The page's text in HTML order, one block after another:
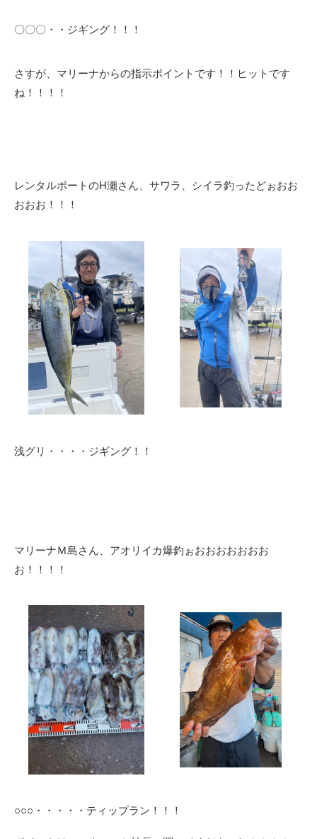
〇〇〇・・ジギング！！！
さすが、マリーナからの指示ポイントです！！ヒットです
ね！！！！
レンタルボートのH瀬さん、サワラ、シイラ釣ったどぉおお
おおお！！！
浅グリ・・・・ジギング！！
マリーナＭ島さん、アオリイカ爆釣ぉおおおおおおお
お！！！！
○○○・・・・・ティップラン！！！